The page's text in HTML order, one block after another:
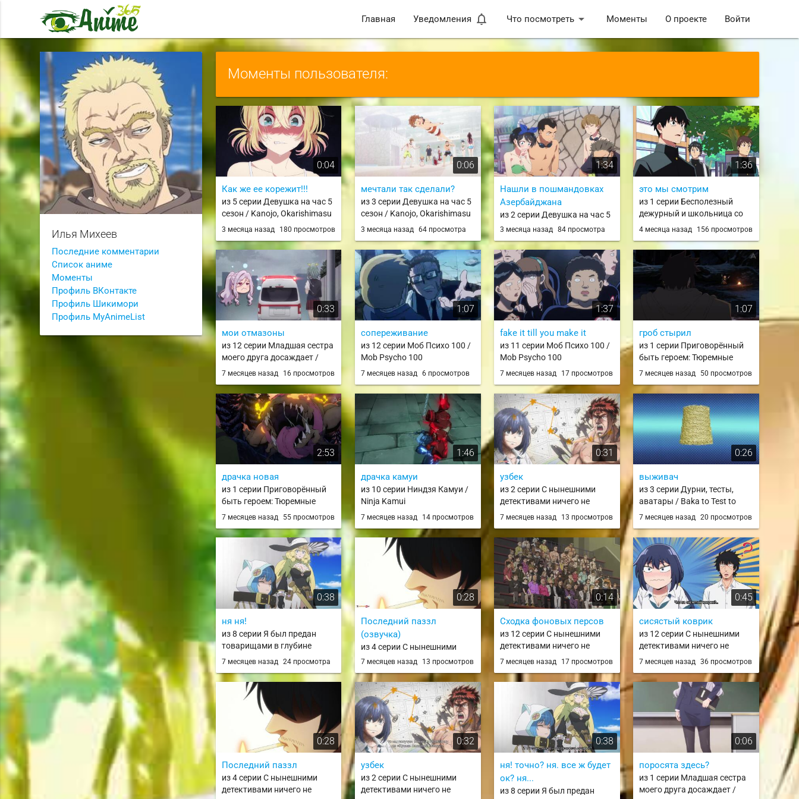
Главная Уведомления notifications_none Что посмотретьarrow_drop_down Моменты О проекте Войти
Илья Михеев
Последние комментарии
Список аниме
Моменты
Профиль ВКонтакте
Профиль Шикимори
Профиль MyAnimeList
Моменты пользователя:
0:04
Как же ее корежит!!!
из 5 серии Девушка на час 5
сезон / Kanojo, Okarishimasu
5th Season
3 месяца назад 180 просмотров
0:06
мечтали так сделали?
из 3 серии Девушка на час 5
сезон / Kanojo, Okarishimasu
5th Season
3 месяца назад 64 просмотра
1:34
Нашли в пошмандовках
Азербайджана
из 2 серии Девушка на час 5
сезон / Kanojo, Okarishimasu
3 месяца назад 84 просмотра
1:36
это мы смотрим
из 1 серии Бесполезный
дежурный и школьница со
слишком короткой юбкой /
take ga Futekisetsu na JK no
Hanashi
4 месяца назад 156 просмотров
0:33
мои отмазоны
из 12 серии Младшая сестра
моего друга досаждает /
Tomodachi no Imouto ga Ore
7 месяцев назад 16 просмотров
1:07
сопереживание
из 12 серии Моб Психо 100 /
Mob Psycho 100
7 месяцев назад 6 просмотров
1:37
fake it till you make it
из 11 серии Моб Психо 100 /
Mob Psycho 100
7 месяцев назад 17 просмотров
1:07
гроб стырил
из 1 серии Приговорённый
быть героем: Тюремные
записи девять тысяч
отряда героев / Yuusha-kei ni
Shosu: Choubatsu Yuusha
9004-tai Keimu Kiroku
7 месяцев назад 50 просмотров
2:53
драчка новая
из 1 серии Приговорённый
быть героем: Тюремные
записи девять тысяч
отряда героев / Yuusha-kei ni
Shosu: Choubatsu Yuusha
9004-tai Keimu Kiroku
7 месяцев назад 55 просмотров
1:46
драчка камуи
из 10 серии Ниндзя Камуи /
Ninja Kamui
7 месяцев назад 14 просмотров
0:31
узбек
из 2 серии С нынешними
детективами ничего не
поделаешь / Mattaku Saikin
7 месяцев назад 13 просмотров
0:26
выживач
из 3 серии Дурни, тесты,
аватары / Baka to Test to
Shoukanjuu / BakaTest
7 месяцев назад 20 просмотров
0:38
ня ня!
из 8 серии Я был предан
товарищами в глубине
подземелья, но благодаря
«Бесконечная гача» я обрёл
союзников девять тысяч
девятьсот девяносто
девятого уровня, чтобы
отомстить бывшим
соратникам и всему миру! /
Shinjiteita Nakama-tachi ni
Dungeon Okuchi de
Korosarekaketa ga Gift
"Mugen Gacha" de Level 9999
7 месяцев назад 24 просмотра
0:28
Последний паззл
(озвучка)
из 4 серии С нынешними
детективами ничего не
no Tantei to Kitara
7 месяцев назад 13 просмотров
0:14
Сходка фоновых персов
из 12 серии С нынешними
детективами ничего не
поделаешь / Mattaku Saikin
7 месяцев назад 17 просмотров
0:45
сисястый коврик
из 12 серии С нынешними
детективами ничего не
поделаешь / Mattaku Saikin
7 месяцев назад 36 просмотров
0:28
Последний паззл
из 4 серии С нынешними
детективами ничего не
0:32
узбек
из 2 серии С нынешними
детективами ничего не
0:38
ня! точно? ня. все ж будет
ок? ня...
из 8 серии Я был предан
0:06
поросята здесь?
из 1 серии Младшая сестра
моего друга досаждает /